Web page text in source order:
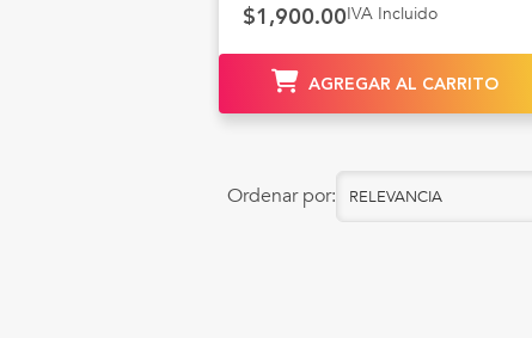
$1,900.00IVA Incluido
AGREGAR AL CARRITO
Ordenar por: RELEVANCIA